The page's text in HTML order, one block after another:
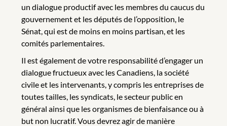
un dialogue productif avec les membres du caucus du
gouvernement et les députés de l’opposition, le
Sénat, qui est de moins en moins partisan, et les
comités parlementaires.
Il est également de votre responsabilité d’engager un
dialogue fructueux avec les Canadiens, la société
civile et les intervenants, y compris les entreprises de
toutes tailles, les syndicats, le secteur public en
général ainsi que les organismes de bienfaisance ou à
but non lucratif. Vous devrez agir de manière